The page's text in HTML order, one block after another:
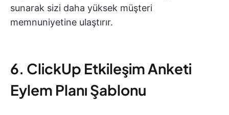
sunarak sizi daha yüksek müşteri
memnuniyetine ulaştırır.
6. ClickUp Etkileşim Anketi
Eylem Planı Şablonu